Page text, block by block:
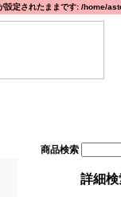
定されたままです: /
商品検索
詳細検